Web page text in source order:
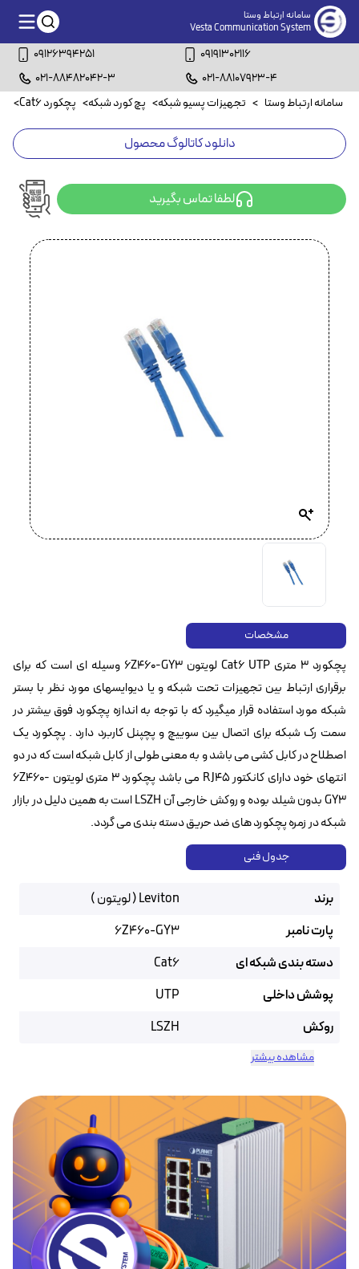
سامانه ارتباط وستا
Vesta Communication System
09126394251
09191302116
021-88482042-3
021-88107923-4
سامانه ارتباط وستا > تجهیزات پسیو شبکه> پچ کورد شبکه> پچکورد Cat6 >
دانلود کاتالوگ محصول
لطفا تماس بگیرید
مشخصات
پچکورد 3 متری Cat6 UTP لویتون 6Z460-GY3 وسیله ای است که برای
برقراری ارتباط بین تجهیزات تحت شبکه و یا دیوایسهای مورد نظر با بستر
شبکه مورد استفاده قرار میگیرد که با توجه به اندازه پچکورد فوق بیشتر در
سمت رک شبکه برای اتصال بین سوییچ و پچپنل کاربرد دارد . پچکورد یک
اصطلاح در کابل کشی می باشد و به معنی طولی از کابل شبکه است که در دو
انتهای خود دارای کانکتور RJ45 می باشد پچکورد 3 متری لویتون 6Z460-
GY3 بدون شیلد بوده و روکش خارجی آن LSZH است به همین دلیل در بازار
شبکه در زمره پچکورد های ضد حریق دسته بندی می گردد.
جدول فنی
برند
Leviton ( لویتون )
پارت نامبر
‌6Z460-GY3
دسته بندی شبکه ای
Cat6
پوشش داخلی
UTP
روکش
LSZH
مشاهده بیشتر